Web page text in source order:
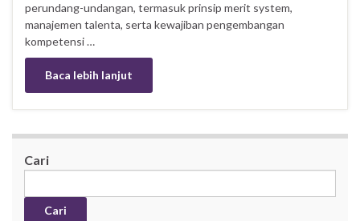
perundang-undangan, termasuk prinsip merit system,
manajemen talenta, serta kewajiban pengembangan
kompetensi …
Baca lebih lanjut
Cari
Cari